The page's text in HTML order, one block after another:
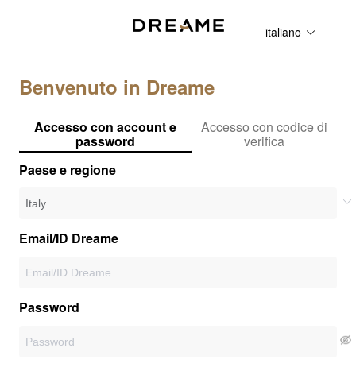
italiano
Benvenuto in Dreame
Accesso con account e
password
Accesso con codice di
verifica
Paese e regione
Email/ID Dreame
Password